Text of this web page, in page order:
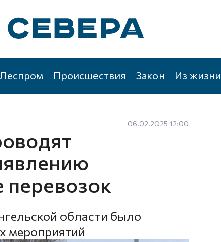
Происшествия Закон Из жизни
06.02.2025 12:00
области было
мероприятий